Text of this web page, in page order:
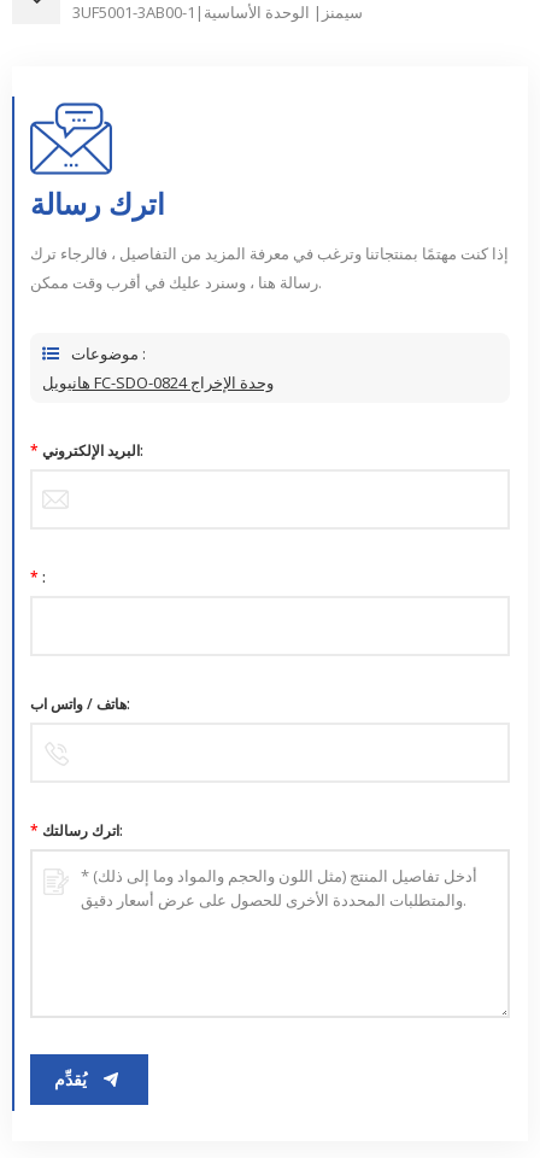
3UF5001-3AB00-1|سيمنز| الوحدة الأساسية
اترك رسالة
إذا كنت مهتمًا بمنتجاتنا وترغب في معرفة المزيد من التفاصيل ، فالرجاء ترك
رسالة هنا ، وسنرد عليك في أقرب وقت ممكن.
موضوعات :
هانيويل FC-SDO-0824 وحدة الإخراج
* البريد الإلكتروني:
* :
هاتف / واتس اب:
* اترك رسالتك:
يُقدِّم